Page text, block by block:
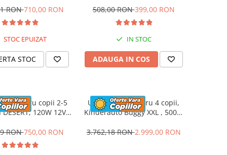
RON710,00 RON
STOC EPUIZAT
STOC
telecomanda, premium, rosu
508,00 RON399,00 RON
IN STOC
ADAUGA IN COS
pentru copii 2-5
120W 12V,
albastru
RON750,00 RON
UTV electric pentru 4 copii,
Kinderauto Buggy XXL , 500W
3.762,18 RON2.999,00 RON